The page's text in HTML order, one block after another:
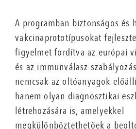
A programban biztonságos és
vakcinaprototípusokat
figyelmet fordítva az európai
és az immunválasz
nemcsak az oltóanyagok
hanem olyan diagnosztikai
létrehozására is, amelyekkel
megkülönböztethetőek a